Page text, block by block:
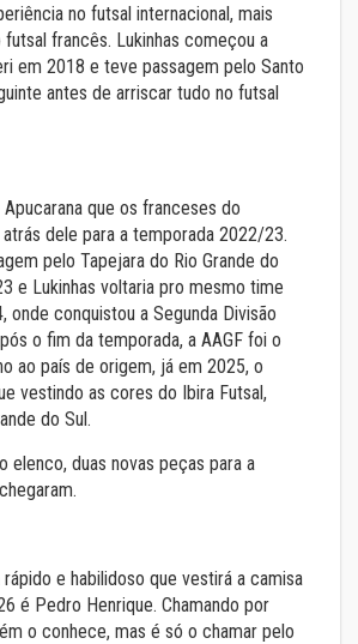
no futsal internacional, mais
francês. Lukinhas começou a
em 2018 e teve passagem pelo Santo
antes de arriscar tudo no futsal
que os franceses do
dele para a temporada 2022/23.
pelo Tapejara do Rio Grande do
e Lukinhas voltaria pro mesmo time
onde conquistou a Segunda Divisão
o fim da temporada, a AAGF foi o
ao país de origem, já em 2025, o
vestindo as cores do Ibira Futsal,
do Sul.
elenco, duas novas peças para a
e habilidoso que vestirá a camisa
é Pedro Henrique. Chamando por
o conhece, mas é só o chamar pelo